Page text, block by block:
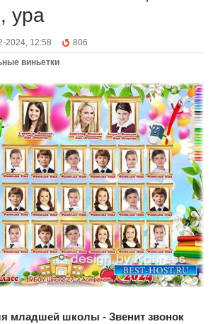
ура
2024, 12:58
806
виньетки
младшей школы - Звенит звонок